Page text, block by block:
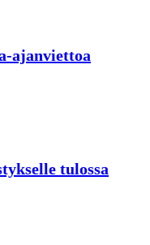
ajanviettoa
tulossa